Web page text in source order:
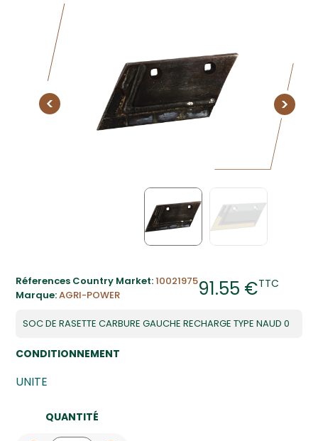
Réferences Country Market:10021975
Marque:AGRI-POWER 91.55 €TTC
SOC DE RASETTE CARBURE GAUCHE RECHARGE TYPE NAUD 0
CONDITIONNEMENT
UNITE
QUANTITÉ